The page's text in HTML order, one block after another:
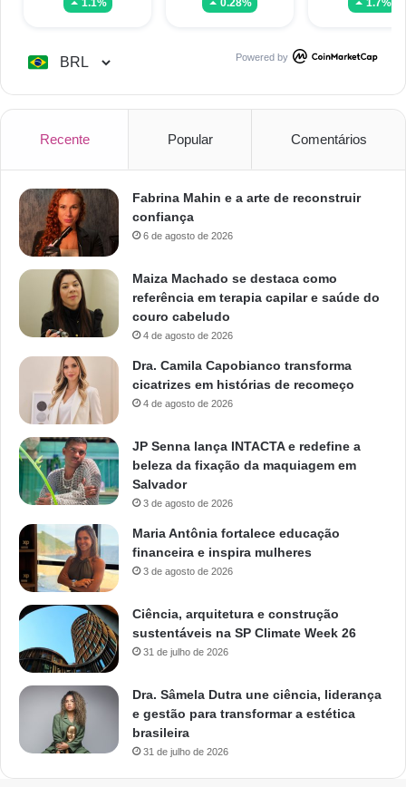
1.1% 0.28% 1.7%
Powered by
Recente Popular Comentários
Fabrina Mahin e a arte de reconstruir
confiança
6 de agosto de 2026
Maiza Machado se destaca como
referência em terapia capilar e saúde do
couro cabeludo
4 de agosto de 2026
Dra. Camila Capobianco transforma
cicatrizes em histórias de recomeço
4 de agosto de 2026
JP Senna lança INTACTA e redefine a
beleza da fixação da maquiagem em
Salvador
3 de agosto de 2026
Maria Antônia fortalece educação
financeira e inspira mulheres
3 de agosto de 2026
Ciência, arquitetura e construção
sustentáveis na SP Climate Week 26
31 de julho de 2026
Dra. Sâmela Dutra une ciência, liderança
e gestão para transformar a estética
brasileira
31 de julho de 2026